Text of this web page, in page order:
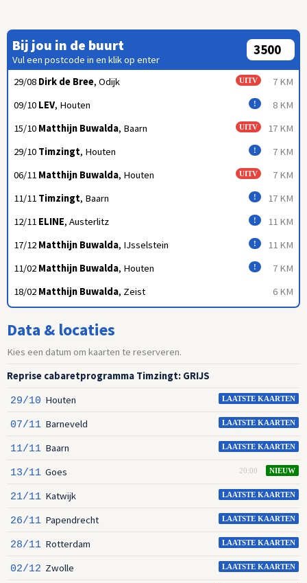
Bij jou in de buurt
Vul een postcode in en klik op enter
7 KM
UITV
29/08 Dirk de Bree, Odijk
8 KM
!
09/10 LEV, Houten
17 KM
UITV
15/10 Matthijn Buwalda, Baarn
7 KM
!
29/10 Timzingt, Houten
7 KM
UITV
06/11 Matthijn Buwalda, Houten
17 KM
!
11/11 Timzingt, Baarn
11 KM
!
12/11 ELINE, Austerlitz
11 KM
!
17/12 Matthijn Buwalda, IJsselstein
7 KM
!
11/02 Matthijn Buwalda, Houten
6 KM
18/02 Matthijn Buwalda, Zeist
Data & locaties
Kies een datum om kaarten te reserveren.
Reprise cabaretprogramma Timzingt: GRIJS
LAATSTE KAARTEN
29/10 Houten
LAATSTE KAARTEN
07/11 Barneveld
LAATSTE KAARTEN
11/11 Baarn
NIEUW
20:00
13/11 Goes
LAATSTE KAARTEN
21/11 Katwijk
LAATSTE KAARTEN
26/11 Papendrecht
LAATSTE KAARTEN
28/11 Rotterdam
LAATSTE KAARTEN
02/12 Zwolle